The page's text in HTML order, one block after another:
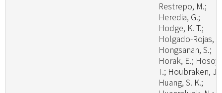
Restrepo, M.;
Heredia, G.;
Hodge, K. T.;
Holgado-Rojas,
Hongsanan, S.;
Horak, E.;
T.; Houbraken, J.;
Huang, S. K.;